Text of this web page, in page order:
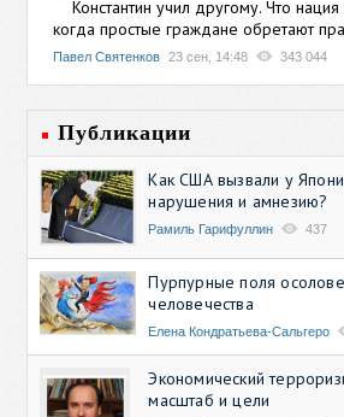
Константин учил другому. Что нация
когда простые граждане обретают
Павел Святенков 23 сен, 14:48 343 044
Публикации
Как США вызвали у
нарушения и амнезию?
Рамиль Гарифуллин 437
Пурпурные поля
человечества
Елена Кондратьева-Сальгеро
Экономический
масштаб и цели